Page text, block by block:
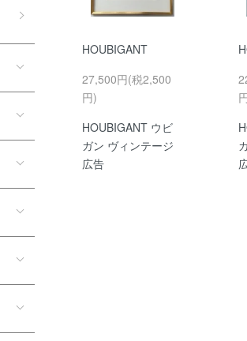
HOUBIGANT
27,500円(税2,500
円)
HOUBIGANT ウビ
ガン ヴィンテージ
広告